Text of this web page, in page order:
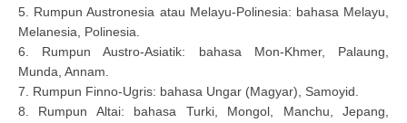
5. Rumpun Austronesia atau Melayu-Polinesia: bahasa Melayu,
Melanesia, Polinesia.
6. Rumpun Austro-Asiatik: bahasa Mon-Khmer, Palaung,
Munda, Annam.
7. Rumpun Finno-Ugris: bahasa Ungar (Magyar), Samoyid.
8. Rumpun Altai: bahasa Turki, Mongol, Manchu, Jepang,